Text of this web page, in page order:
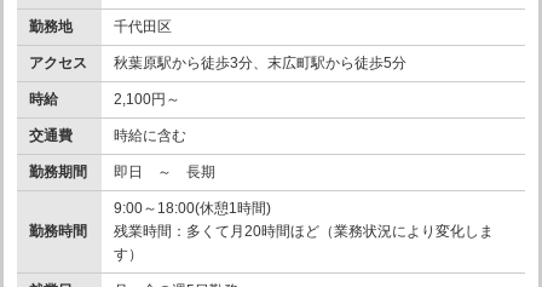
勤務地 千代田区
アクセス 秋葉原駅から徒歩3分、末広町駅から徒歩5分
時給 2,100円～
交通費 時給に含む
勤務期間 即日 ～ 長期
勤務時間
9:00～18:00(休憩1時間)
残業時間：多くて月20時間ほど（業務状況により変化しま
す）